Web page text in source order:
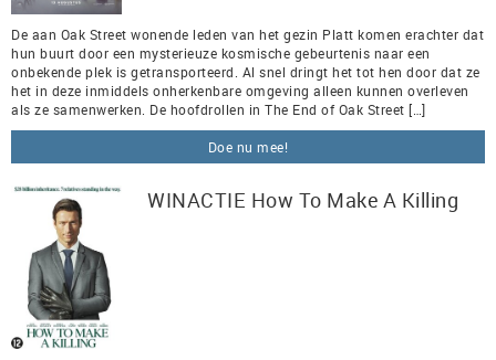
De aan Oak Street wonende leden van het gezin Platt komen erachter dat
hun buurt door een mysterieuze kosmische gebeurtenis naar een
onbekende plek is getransporteerd. Al snel dringt het tot hen door dat ze
het in deze inmiddels onherkenbare omgeving alleen kunnen overleven
als ze samenwerken. De hoofdrollen in The End of Oak Street […]
Doe nu mee!
WINACTIE How To Make A Killing